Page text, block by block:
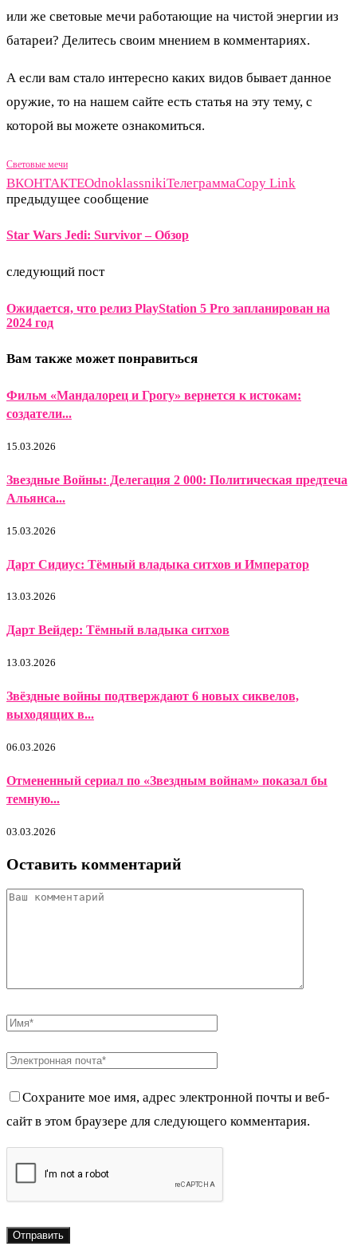
или же световые мечи работающие на чистой энергии из
батареи? Делитесь своим мнением в комментариях.
А если вам стало интересно каких видов бывает данное
оружие, то на нашем сайте есть статья на эту тему, с
которой вы можете ознакомиться.
Световые мечи
ВКОНТАКТЕOdnoklassnikiТелеграммаCopy Link
предыдущее сообщение
Star Wars Jedi: Survivor – Обзор
следующий пост
Ожидается, что релиз PlayStation 5 Pro запланирован на
2024 год
Вам также может понравиться
Фильм «Мандалорец и Грогу» вернется к истокам:
создатели...
15.03.2026
Звездные Войны: Делегация 2 000: Политическая предтеча
Альянса...
15.03.2026
Дарт Сидиус: Тёмный владыка ситхов и Император
13.03.2026
Дарт Вейдер: Тёмный владыка ситхов
13.03.2026
Звёздные войны подтверждают 6 новых сиквелов,
выходящих в...
06.03.2026
Отмененный сериал по «Звездным войнам» показал бы
темную...
03.03.2026
Оставить комментарий
Сохраните мое имя, адрес электронной почты и веб-
сайт в этом браузере для следующего комментария.